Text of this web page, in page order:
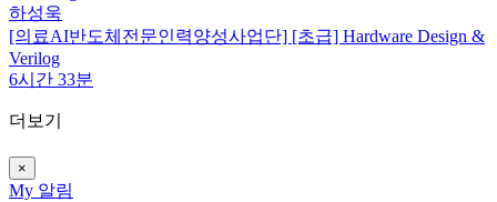
하성욱
[의료AI반도체전문인력양성사업단] [초급] Hardware Design &
Verilog
6시간 33분
더보기
×
My 알림